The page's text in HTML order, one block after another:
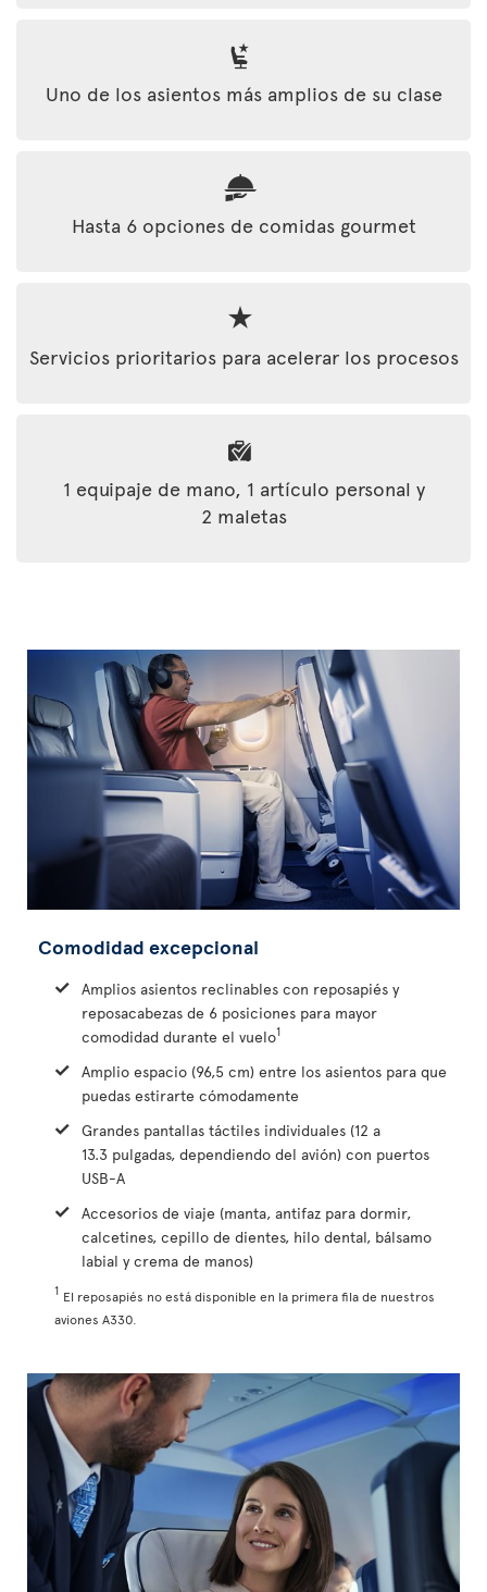
Uno de los asientos más amplios de su clase
Hasta 6 opciones de comidas gourmet
Servicios prioritarios para acelerar los procesos
1 equipaje de mano, 1 artículo personal y
2 maletas
Comodidad excepcional
Amplios asientos reclinables con reposapiés y
reposacabezas de 6 posiciones para mayor
comodidad durante el vuelo1
Amplio espacio (96,5 cm) entre los asientos para que
puedas estirarte cómodamente
Grandes pantallas táctiles individuales (12 a
13.3 pulgadas, dependiendo del avión) con puertos
USB-A
Accesorios de viaje (manta, antifaz para dormir,
calcetines, cepillo de dientes, hilo dental, bálsamo
labial y crema de manos)
1 El reposapiés no está disponible en la primera fila de nuestros
aviones A330.